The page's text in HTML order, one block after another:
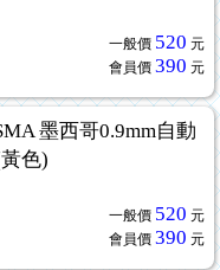
一般價 520 元
會員價 390 元
墨西哥0.9mm自動
色)
一般價 520 元
會員價 390 元